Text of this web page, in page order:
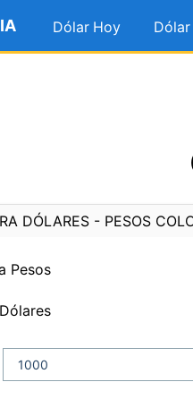
Dólar Hoy
DÓLARES - PESOS
Pesos